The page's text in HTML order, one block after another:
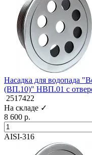
Насадка для водопада
(ВП.10)" НВП.01 с
2517422
На складе ✓
8 600 р.
AISI-316